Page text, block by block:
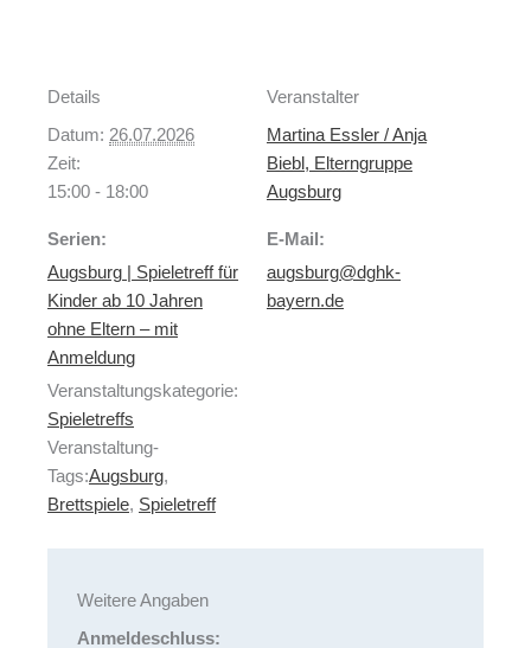
Details
Datum: 26.07.2026
Zeit:
15:00 - 18:00
Serien:
Augsburg | Spieletreff für
Kinder ab 10 Jahren
ohne Eltern – mit
Anmeldung
Veranstaltungskategorie:
Spieletreffs
Veranstaltung-
Tags:Augsburg,
Brettspiele, Spieletreff
Veranstalter
Martina Essler / Anja
Biebl, Elterngruppe
Augsburg
E-Mail:
augsburg@dghk-
bayern.de
Weitere Angaben
Anmeldeschluss: